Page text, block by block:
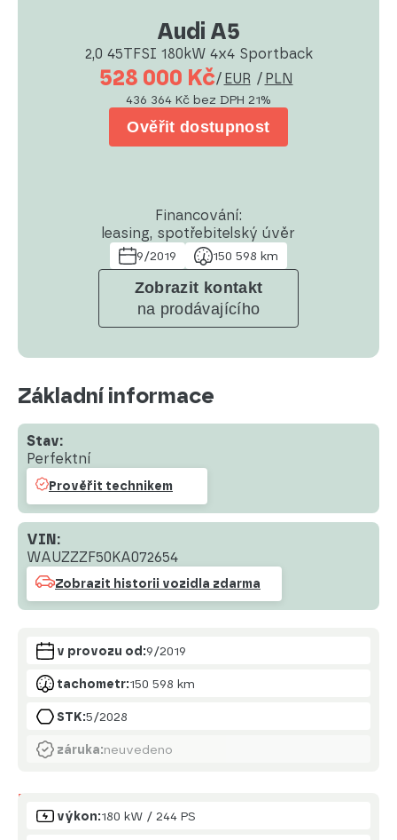
Audi A5
2,0 45TFSI 180kW 4x4 Sportback
528 000 Kč/ EUR / PLN
436 364 Kč bez DPH 21%
Ověřit dostupnost
Financování:
leasing, spotřebitelský úvěr
9/2019 150 598 km
Zobrazit kontakt
na prodávajícího
Základní informace
Stav:
Perfektní
Prověřit technikem
VIN:
WAUZZZF50KA072654
Zobrazit historii vozidla zdarma
v provozu od:9/2019
tachometr:150 598 km
STK:5/2028
záruka:neuvedeno
Motor
výkon:180 kW / 244 PS